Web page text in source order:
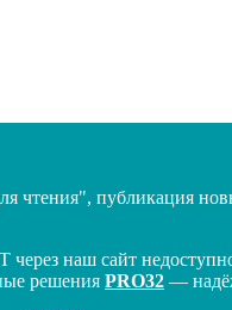
чтения", публикация
наш сайт
решения PRO32 —